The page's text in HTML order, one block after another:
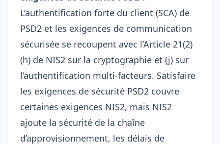
L’authentification forte du client (SCA) de
PSD2 et les exigences de communication
sécurisée se recoupent avec l’Article 21(2)
(h) de NIS2 sur la cryptographie et (j) sur
l’authentification multi-facteurs. Satisfaire
les exigences de sécurité PSD2 couvre
certaines exigences NIS2, mais NIS2
ajoute la sécurité de la chaîne
d’approvisionnement, les délais de